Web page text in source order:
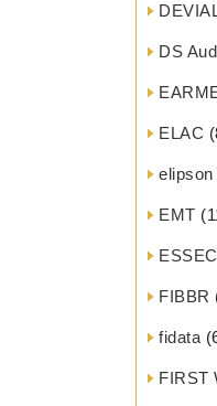
DS
ELAC
elipson
EMT
FIBBR
fidata
FIRST